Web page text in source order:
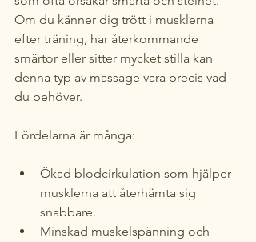
Om du känner dig trött i musklerna
efter träning, har återkommande
smärtor eller sitter mycket stilla kan
denna typ av massage vara precis vad
du behöver.
Fördelarna är många:
Ökad blodcirkulation som hjälper
musklerna att återhämta sig
snabbare.
Minskad muskelspänning och